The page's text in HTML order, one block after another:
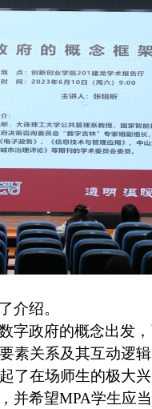
介绍。
字政府的概念出发，
素关系及其互动逻
了在场师生的极大兴
并希望MPA学生应